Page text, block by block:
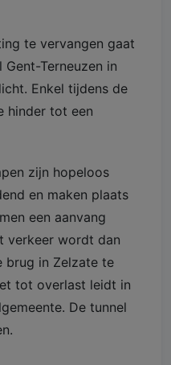
te vervangen gaat
Terneuzen in
Enkel tijdens de
hinder tot een
zijn hopeloos
en maken plaats
een aanvang
verkeer wordt dan
brug in Zelzate te
tot overlast leidt in
De tunnel